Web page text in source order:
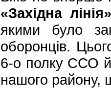
«Західна лінія»
якими було
оборонців.
6-о полку ССО
нашого району,